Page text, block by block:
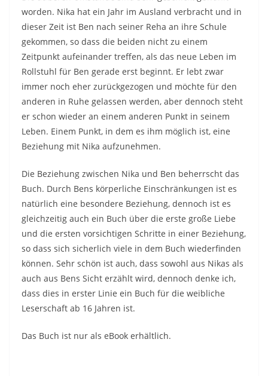
worden. Nika hat ein Jahr im Ausland verbracht und in
dieser Zeit ist Ben nach seiner Reha an ihre Schule
gekommen, so dass die beiden nicht zu einem
Zeitpunkt aufeinander treffen, als das neue Leben im
Rollstuhl für Ben gerade erst beginnt. Er lebt zwar
immer noch eher zurückgezogen und möchte für den
anderen in Ruhe gelassen werden, aber dennoch steht
er schon wieder an einem anderen Punkt in seinem
Leben. Einem Punkt, in dem es ihm möglich ist, eine
Beziehung mit Nika aufzunehmen.
Die Beziehung zwischen Nika und Ben beherrscht das
Buch. Durch Bens körperliche Einschränkungen ist es
natürlich eine besondere Beziehung, dennoch ist es
gleichzeitig auch ein Buch über die erste große Liebe
und die ersten vorsichtigen Schritte in einer Beziehung,
so dass sich sicherlich viele in dem Buch wiederfinden
können. Sehr schön ist auch, dass sowohl aus Nikas als
auch aus Bens Sicht erzählt wird, dennoch denke ich,
dass dies in erster Linie ein Buch für die weibliche
Leserschaft ab 16 Jahren ist.
Das Buch ist nur als eBook erhältlich.